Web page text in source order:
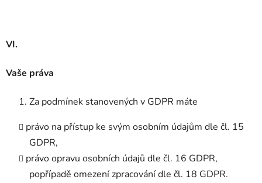
VI.
Vaše práva
Za podmínek stanovených v GDPR máte
právo na přístup ke svým osobním údajům dle čl. 15
GDPR,
právo opravu osobních údajů dle čl. 16 GDPR,
popřípadě omezení zpracování dle čl. 18 GDPR.